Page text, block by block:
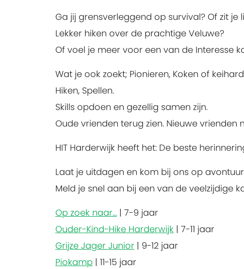
Ga jij grensverleggend op survival? Of zit je
Lekker hiken over de prachtige Veluwe?
Of voel je meer voor een van de Interesse
Wat je ook zoekt; Pionieren, Koken of
Hiken, Spellen.
Skills opdoen en gezellig samen zijn.
Oude vrienden terug zien. Nieuwe vrienden
HIT Harderwijk heeft het: De beste
Laat je uitdagen en kom bij ons op
Meld je snel aan bij een van de veelzijdige
Op zoek naar... | 7-9 jaar
Ouder-Kind-Hike Harderwijk | 7-11 jaar
Grijze Jager Junior | 9-12 jaar
Piokamp | 11-15 jaar